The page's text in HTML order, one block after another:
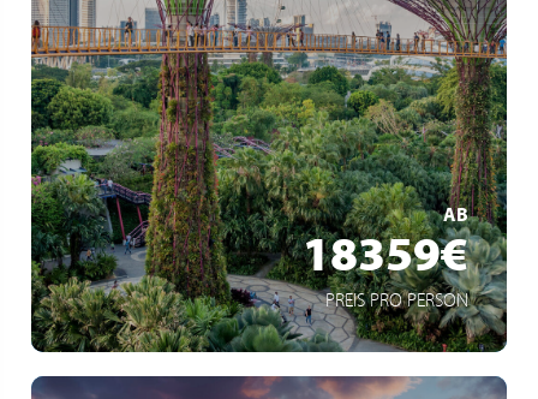
AB
18359€
PREIS PRO PERSON
Weltreise
42 Zwischenstopps auf 6 Kontinenten
15 eingeschlossene Ausflüge
MEHR ERFAHREN